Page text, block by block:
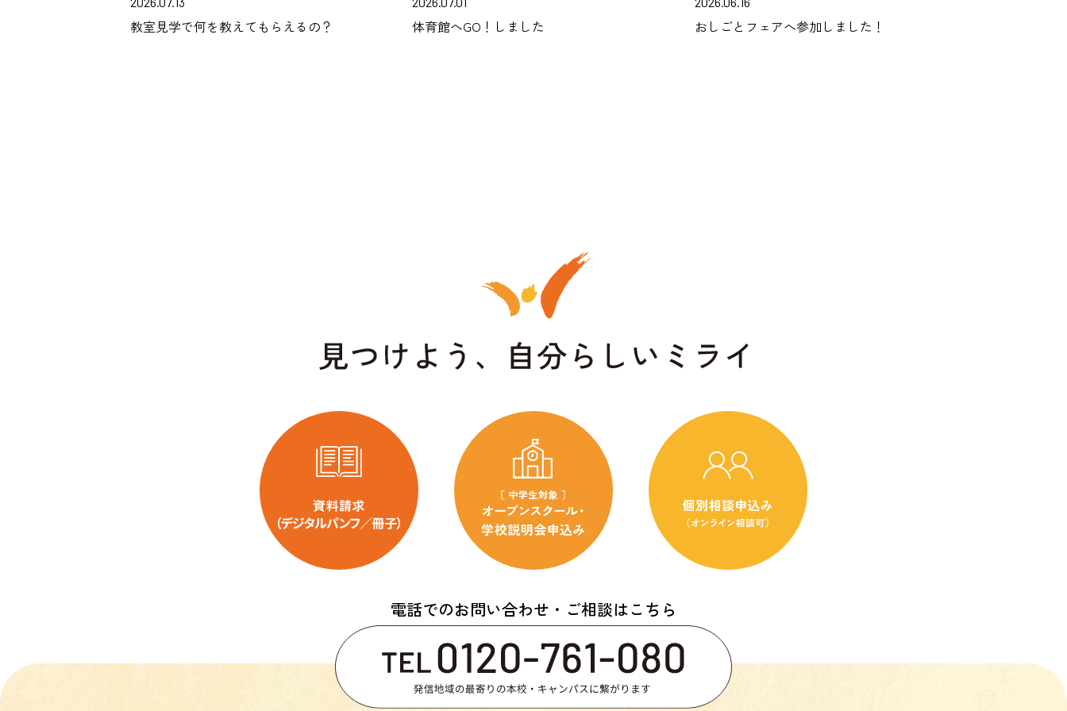
教室見学で何を教えてもらえるの？ 体育館へGO！しました おしごとフェアへ参加しました！
電話でのお問い合わせ・ご相談はこちら